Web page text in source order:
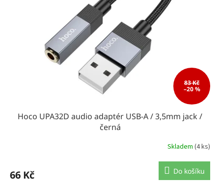
83 Kč
–20 %
Hoco UPA32D audio adaptér USB-A / 3,5mm jack /
černá
Skladem (4 ks)
66 Kč Do košíku